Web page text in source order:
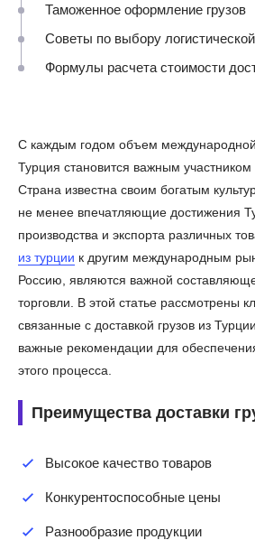
Таможенное оформление грузов
Советы по выбору
Формулы расчета стоимости
С каждым годом объем международной
Турция становится важным участником
Страна известна своим богатым
не менее впечатляющие достижения
производства и экспорта различных
из турции к другим международным
Россию, являются важной
торговли. В этой статье рассмотрены
связанные с доставкой грузов из
важные рекомендации для
этого процесса.
Преимущества доставки
Высокое качество товаров
Конкурентоспособные цены
Разнообразие продукции